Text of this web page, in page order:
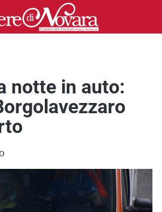
notte in auto: